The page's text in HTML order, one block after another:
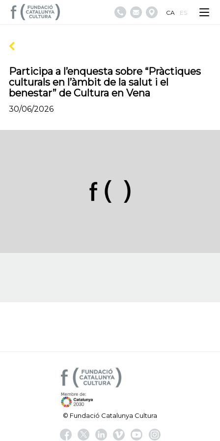
CA ES
Participa a l’enquesta sobre “Pràctiques
culturals en l’àmbit de la salut i el
benestar” de Cultura en Vena
30/06/2026
© Fundació Catalunya Cultura